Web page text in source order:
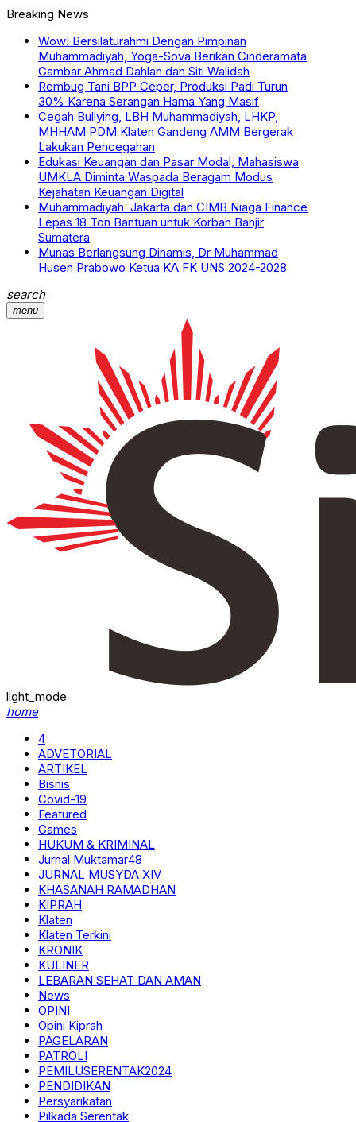
Breaking News
Wow! Bersilaturahmi Dengan Pimpinan
Muhammadiyah, Yoga-Sova Berikan Cinderamata
Gambar Ahmad Dahlan dan Siti Walidah
Rembug Tani BPP Ceper, Produksi Padi Turun
30% Karena Serangan Hama Yang Masif
Cegah Bullying, LBH Muhammadiyah, LHKP,
MHHAM PDM Klaten Gandeng AMM Bergerak
Lakukan Pencegahan
Edukasi Keuangan dan Pasar Modal, Mahasiswa
UMKLA Diminta Waspada Beragam Modus
Kejahatan Keuangan Digital
Muhammadiyah Jakarta dan CIMB Niaga Finance
Lepas 18 Ton Bantuan untuk Korban Banjir
Sumatera
Munas Berlangsung Dinamis, Dr Muhammad
Husen Prabowo Ketua KA FK UNS 2024-2028
search
menu
light_mode
home
4
ADVETORIAL
ARTIKEL
Bisnis
Covid-19
Featured
Games
HUKUM & KRIMINAL
Jurnal Muktamar48
JURNAL MUSYDA XIV
KHASANAH RAMADHAN
KIPRAH
Klaten
Klaten Terkini
KRONIK
KULINER
LEBARAN SEHAT DAN AMAN
News
OPINI
Opini Kiprah
PAGELARAN
PATROLI
PEMILUSERENTAK2024
PENDIDIKAN
Persyarikatan
Pilkada Serentak